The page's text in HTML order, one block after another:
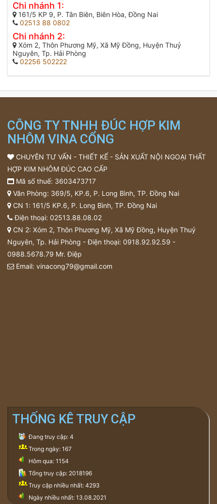
Chi nhánh 1:
161/5 KP 9, P. Tân Biên, Biên Hòa, Đồng Nai
02513 88 0802
Chi nhánh 2:
Xóm 2, Thôn Phương Mỹ, Xã Mỹ Đồng, Huyện Thuỷ
Nguyên, Tp. Hải Phòng
02256 502222
CÔNG TY TNHH ĐÚC HỢP KIM
NHÔM VINA CỔNG
CHUYÊN TƯ VẤN - THIẾT KẾ - SẢN XUẤT NỘI NGOẠI THẤT
HỢP KIM NHÔM ĐÚC CAO CẤP
Mã số thuế: 3603473717
Văn Phòng: 369/5, KP.6, P. Long Bình, TP. Đồng Nai
CN 1: 161/5 KP.6, P. Long Bình, TP. Đồng Nai
Điện thoại: 02513.88.08.02
CN 2: Xóm 2, Thôn Phương Mỹ, Xã Mỹ Đồng, Huyện Thuỷ
Nguyên, Tp. Hải Phòng - Điện thoại: 0918.92.92.59 -
0988.5678.79 Mr. Điệp
Email: vinacong79@gmail.com
THỐNG KÊ TRUY CẬP
Đang truy cập: 4
Trong ngày: 167
Hôm qua: 1154
Tổng truy cập: 2018196
Truy cập nhiều nhất: 4293
Ngày nhiều nhất: 13.08.2021